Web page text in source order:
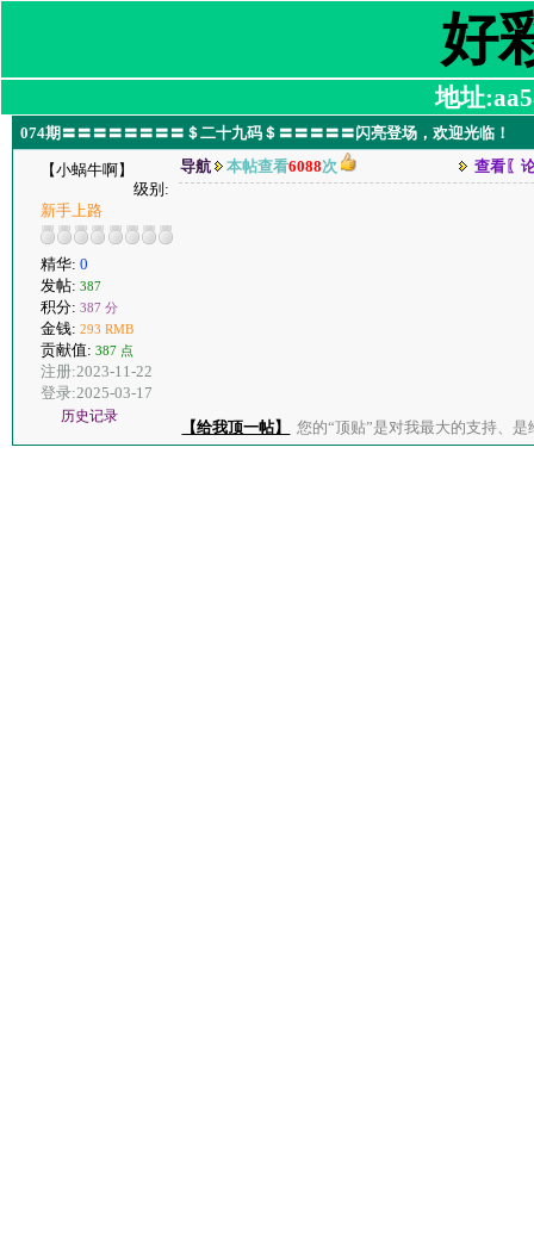
好
地址
074期〓〓〓〓〓〓〓〓＄二十九码＄〓〓〓〓〓闪亮登场，欢迎光临！
【小蜗牛啊】
级别:
新手上路
精华: 0
发帖: 387
积分: 387 分
金钱: 293 RMB
贡献值: 387 点
注册:2023-11-22
登录:2025-03-17
历史记录
导航 本帖查看6088次 查看〖
【给我顶一帖】 您的“顶贴”是对我最大的支持、